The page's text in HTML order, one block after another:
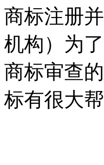
商标注册
机构）为
商标审查
标有很大帮